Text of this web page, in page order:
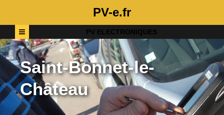
PV-e.fr
PV ELECTRONIQUES
Saint-Bonnet-le-
Château